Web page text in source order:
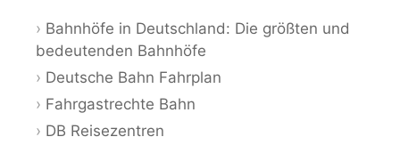
Bahnhöfe in Deutschland: Die größten und
bedeutenden Bahnhöfe
Deutsche Bahn Fahrplan
Fahrgastrechte Bahn
DB Reisezentren